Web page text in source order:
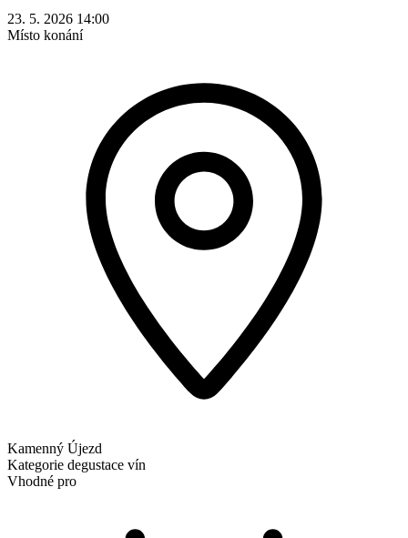
23. 5. 2026 14:00
Místo konání
Kamenný Újezd
Kategorie degustace vín
Vhodné pro